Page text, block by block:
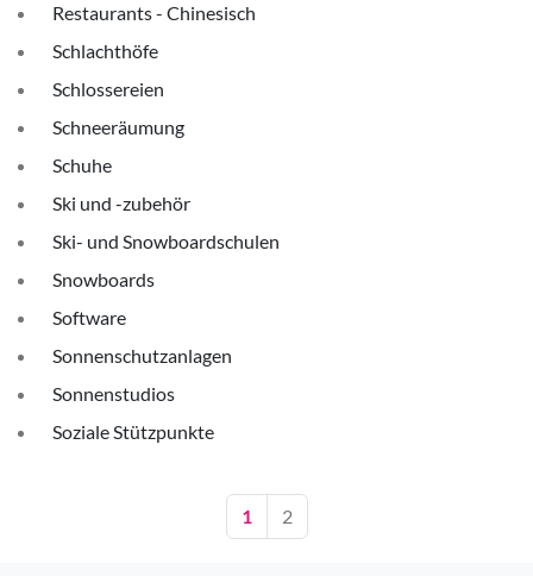
Restaurants - Chinesisch
Schlachthöfe
Schlossereien
Schneeräumung
Schuhe
Ski und -zubehör
Ski- und Snowboardschulen
Snowboards
Software
Sonnenschutzanlagen
Sonnenstudios
Soziale Stützpunkte
1 2